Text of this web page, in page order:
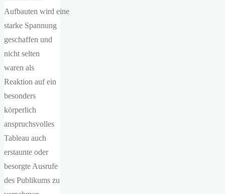
Aufbauten wird eine
starke Spannung
geschaffen und
nicht selten
waren als
Reaktion auf ein
besonders
körperlich
anspruchsvolles
Tableau auch
erstaunte oder
besorgte Ausrufe
des Publikums zu